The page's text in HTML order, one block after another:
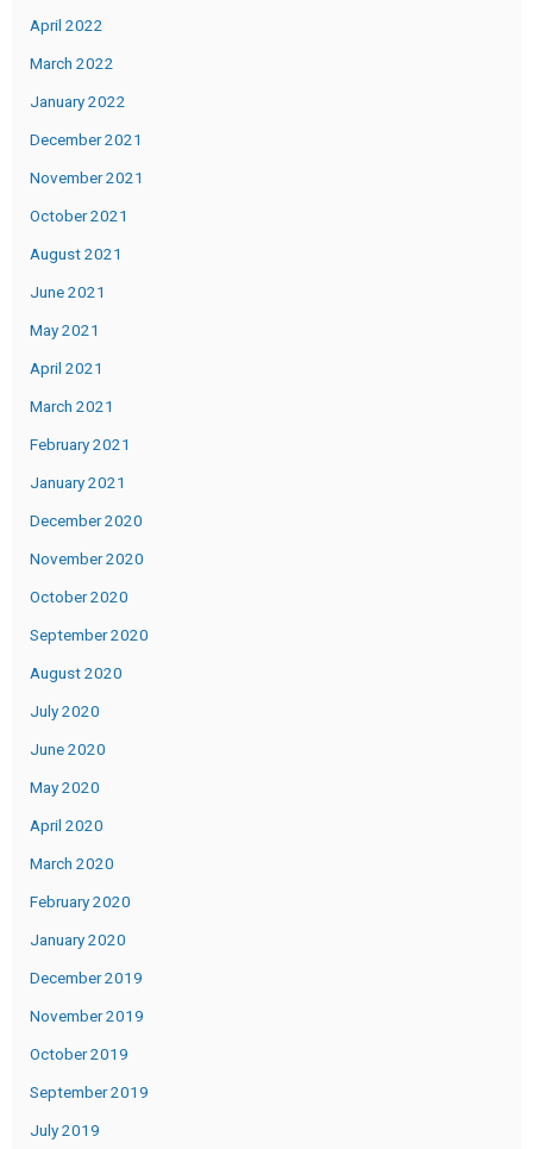
April 2022
March 2022
January 2022
December 2021
November 2021
October 2021
August 2021
June 2021
May 2021
April 2021
March 2021
February 2021
January 2021
December 2020
November 2020
October 2020
September 2020
August 2020
July 2020
June 2020
May 2020
April 2020
March 2020
February 2020
January 2020
December 2019
November 2019
October 2019
September 2019
July 2019